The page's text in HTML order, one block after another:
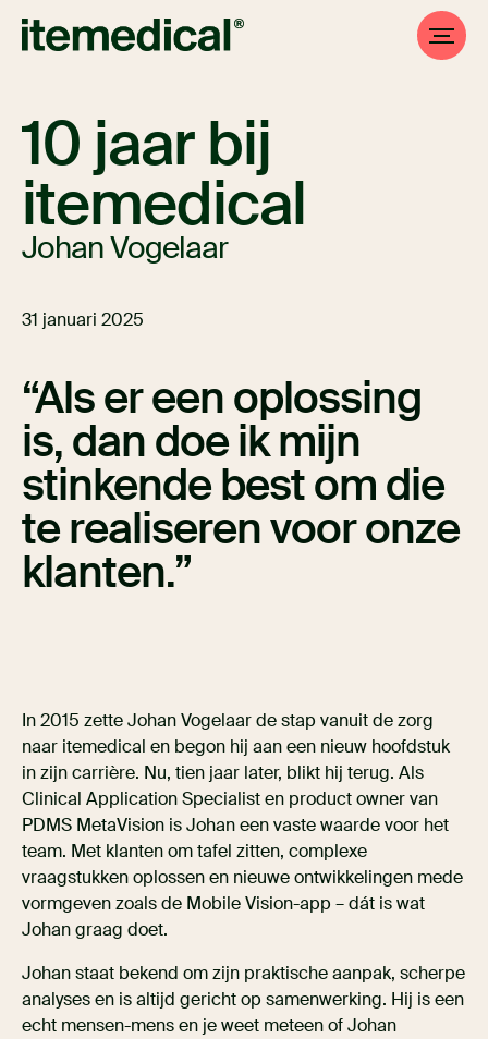
10 jaar bij
itemedical
Johan Vogelaar
31 januari 2025
Als er een oplossing
is, dan doe ik mijn
stinkende best om die
te realiseren voor onze
klanten.
In 2015 zette Johan Vogelaar de stap vanuit de zorg
naar itemedical en begon hij aan een nieuw hoofdstuk
in zijn carrière. Nu, tien jaar later, blikt hij terug. Als
Clinical Application Specialist en product owner van
PDMS MetaVision is Johan een vaste waarde voor het
team. Met klanten om tafel zitten, complexe
vraagstukken oplossen en nieuwe ontwikkelingen mede
vormgeven zoals de Mobile Vision-app – dát is wat
Johan graag doet.
Johan staat bekend om zijn praktische aanpak, scherpe
analyses en is altijd gericht op samenwerking. Hij is een
echt mensen-mens en je weet meteen of Johan